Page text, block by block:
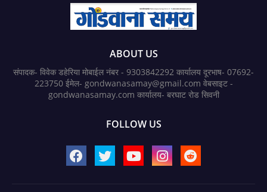
ABOUT US
संपादक- विवेक डहेरिया मोबाईल नंबर - 9303842292 कार्यालय दूरभाष- 07692-
223750 ईमेल- gondwanasamay@gmail.com वेबसाइट -
gondwanasamay.com कार्यालय- बरघाट रोड सिवनी
FOLLOW US